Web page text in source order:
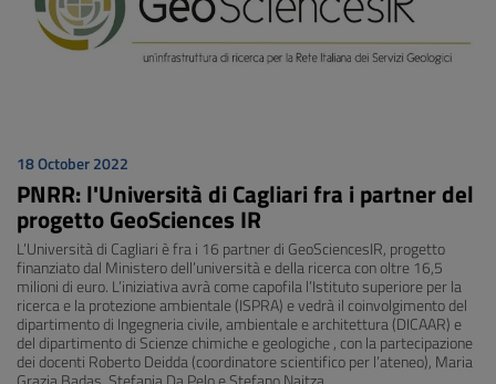
18 October 2022
PNRR: l'Università di Cagliari fra i partner del
progetto GeoSciences IR
L’Università di Cagliari è fra i 16 partner di GeoSciencesIR, progetto
finanziato dal Ministero dell’università e della ricerca con oltre 16,5
milioni di euro. L’iniziativa avrà come capofila l’Istituto superiore per la
ricerca e la protezione ambientale (ISPRA) e vedrà il coinvolgimento del
dipartimento di Ingegneria civile, ambientale e architettura (DICAAR) e
del dipartimento di Scienze chimiche e geologiche , con la partecipazione
dei docenti Roberto Deidda (coordinatore scientifico per l’ateneo), Maria